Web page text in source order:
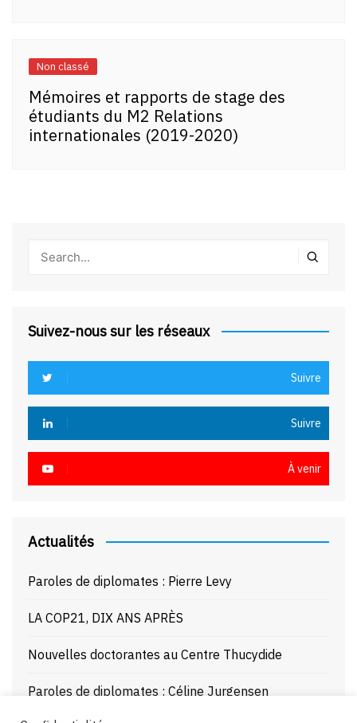
Non classé
Mémoires et rapports de stage des
étudiants du M2 Relations
internationales (2019-2020)
Suivez-nous sur les réseaux
Suivre
Suivre
À venir
Actualités
Paroles de diplomates : Pierre Levy
LA COP21, DIX ANS APRÈS
Nouvelles doctorantes au Centre Thucydide
Paroles de diplomates : Céline Jurgensen